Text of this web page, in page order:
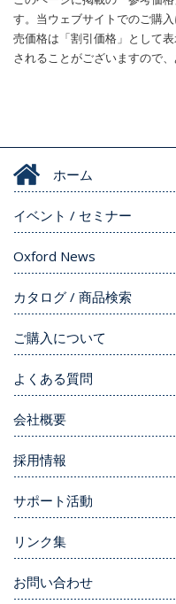
す。当ウェブサイトでのご購
売価格は「割引価格」として
されることがございますので
ホーム
イベント / セミナー
Oxford News
カタログ / 商品検索
ご購入について
よくある質問
会社概要
採用情報
サポート活動
リンク集
お問い合わせ